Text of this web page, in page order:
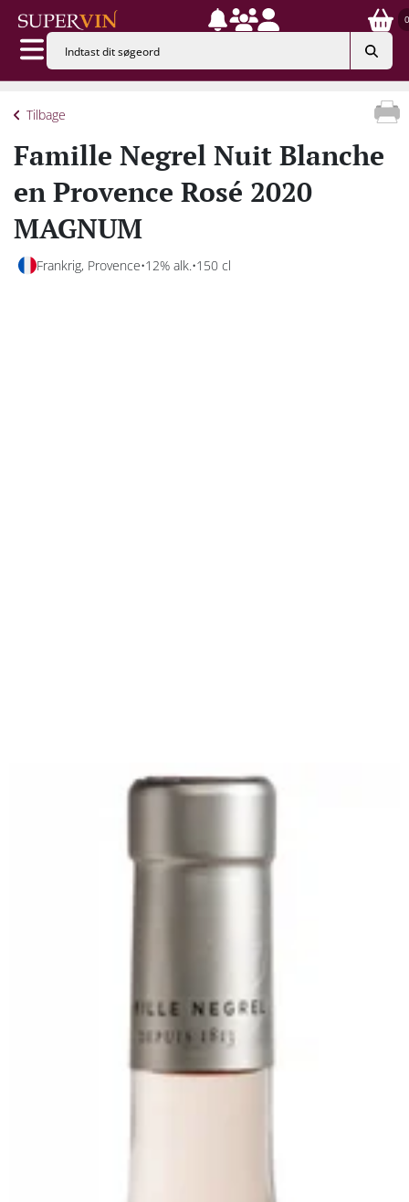
0
Tilbage
Famille Negrel Nuit Blanche
en Provence Rosé 2020
MAGNUM
Frankrig, Provence 12% alk. 150 cl